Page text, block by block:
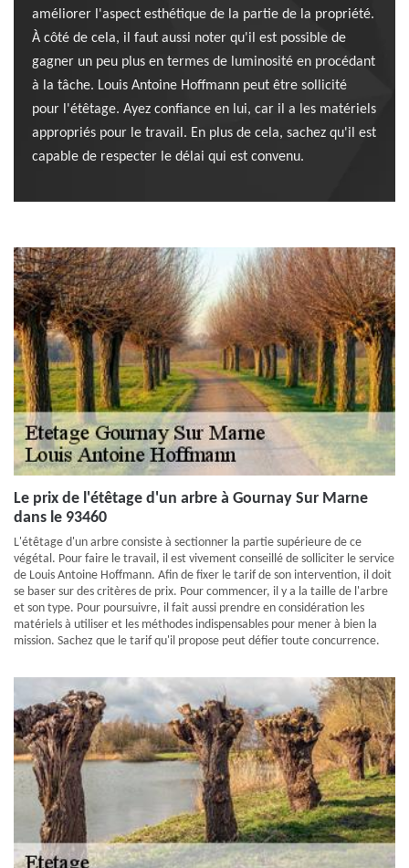
améliorer l'aspect esthétique de la partie de la propriété.
À côté de cela, il faut aussi noter qu'il est possible de
gagner un peu plus en termes de luminosité en procédant
à la tâche. Louis Antoine Hoffmann peut être sollicité
pour l'étêtage. Ayez confiance en lui, car il a les matériels
appropriés pour le travail. En plus de cela, sachez qu'il est
capable de respecter le délai qui est convenu.
Le prix de l'étêtage d'un arbre à Gournay Sur Marne
dans le 93460
L'étêtage d'un arbre consiste à sectionner la partie supérieure de ce
végétal. Pour faire le travail, il est vivement conseillé de solliciter le service
de Louis Antoine Hoffmann. Afin de fixer le tarif de son intervention, il doit
se baser sur des critères de prix. Pour commencer, il y a la taille de l'arbre
et son type. Pour poursuivre, il fait aussi prendre en considération les
matériels à utiliser et les méthodes indispensables pour mener à bien la
mission. Sachez que le tarif qu'il propose peut défier toute concurrence.